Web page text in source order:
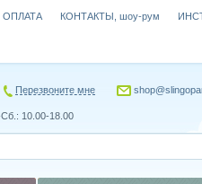
ОПЛАТА КОНТАКТЫ, шоу-рум
Перезвоните мне
10.00-18.00